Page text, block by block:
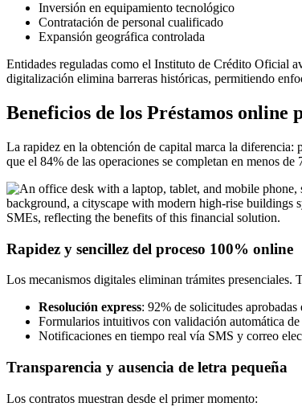
Inversión en equipamiento tecnológico
Contratación de personal cualificado
Expansión geográfica controlada
Entidades reguladas como el Instituto de Crédito Oficial
digitalización elimina barreras históricas, permitiendo
Beneficios de los Préstamos online
La rapidez en la obtención de capital marca la diferencia:
que el 84% de las operaciones se completan en menos
Rapidez y sencillez del proceso 100% online
Los mecanismos digitales eliminan trámites presenciales.
Resolución express: 92% de solicitudes aprobadas
Formularios intuitivos con validación automática de
Notificaciones en tiempo real vía SMS y correo
Transparencia y ausencia de letra pequeña
Los contratos muestran desde el primer momento: